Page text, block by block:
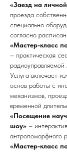
«Заезд на
проезда
специально
согласно
«Мастер-класс
– практическая
Услуга включает
основ работы с
механизмов,
временной
«Посещение
шоу» –
антропоморфного
«Мастер-класс